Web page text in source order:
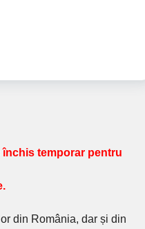
închis temporar pentru
din România, dar și din